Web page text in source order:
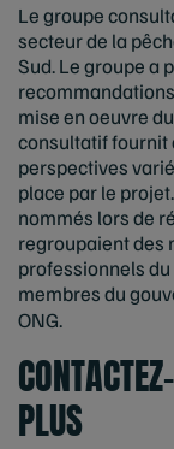
Le groupe
secteur de la
Sud. Le groupe a
mise en oeuvre
consultatif fournit
perspectives
place par le
nommés lors de
regroupaient des
professionnels
membres du
ONG.
PLUS